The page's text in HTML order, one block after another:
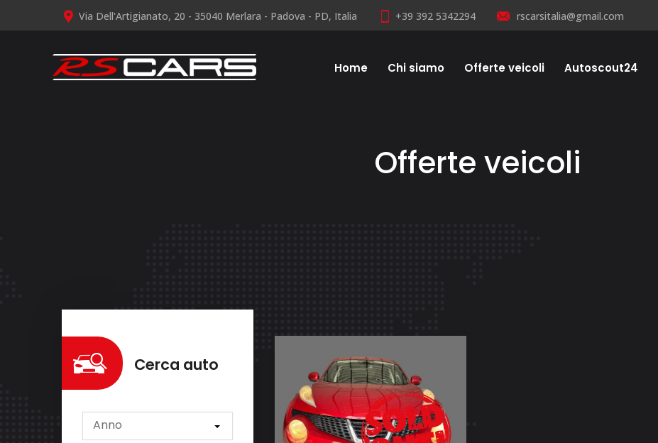
Via Dell'Artigianato, 20 - 35040 Merlara - Padova - PD, Italia +39 392 5342294 rscarsitalia@gmail.com
Home Chi siamo Offerte veicoli Autoscout24
Offerte veicoli
Cerca auto
Anno